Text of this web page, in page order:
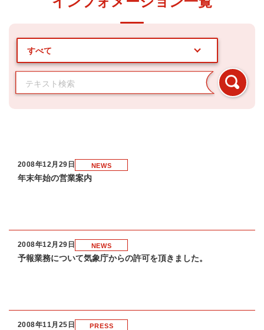
2008年12月29日 NEWS
年末年始の営業案内
2008年12月29日 NEWS
予報業務について気象庁からの許可を頂きました。
2008年11月25日 PRESS